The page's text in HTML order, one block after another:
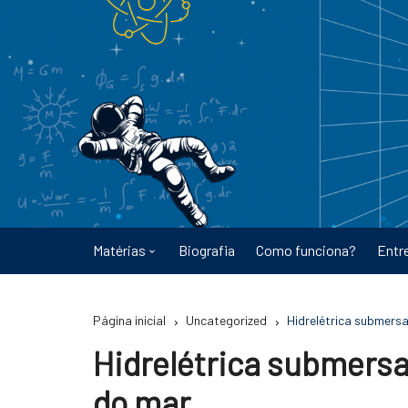
conteúdo
Matérias
Energia
Biografia Como funciona?
Página inicial Uncategorized Hidrelétrica
Hidrelétrica